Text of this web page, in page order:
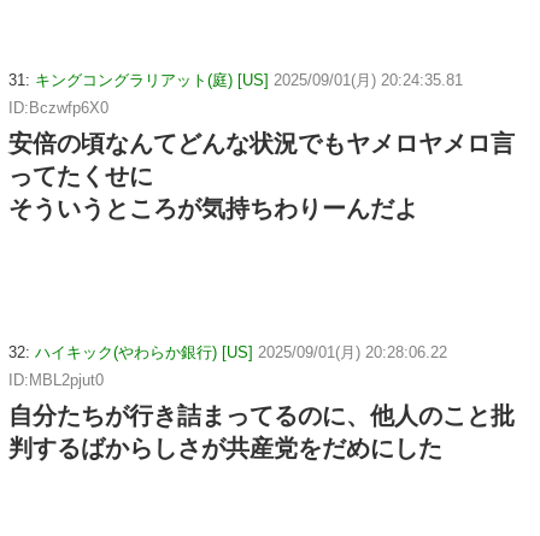
31: キングコングラリアット(庭) [US] 2025/09/01(月) 20:24:35.81
ID:Bczwfp6X0
安倍の頃なんてどんな状況でもヤメロヤメロ言
ってたくせに
そういうところが気持ちわりーんだよ
32: ハイキック(やわらか銀行) [US] 2025/09/01(月) 20:28:06.22
ID:MBL2pjut0
自分たちが行き詰まってるのに、他人のこと批
判するばからしさが共産党をだめにした